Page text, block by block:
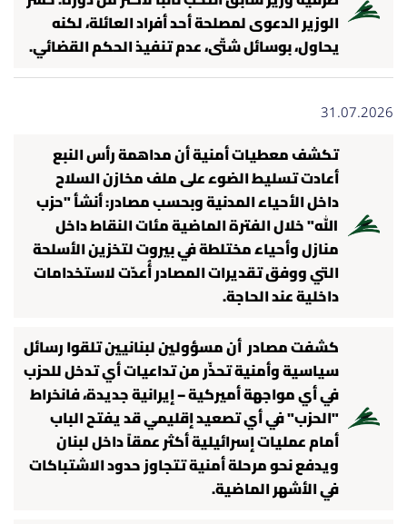
الوزير الدعوى لمصلحة أحد أفراد العائلة، لكنه
يحاول، بوسائل شتّى، عدم تنفيذ الحكم القضائي.
31.07.2026
تكشف معطيات أمنية أن مداهمة رأس النبع
أعادت تسليط الضوء على ملف مخازن السلاح
داخل الأحياء المدنية وبحسب مصادر: أنشأ "حزب
الله" خلال الفترة الماضية مئات النقاط داخل
منازل وأحياء مختلطة في بيروت لتخزين الأسلحة
التي ووفق تقديرات المصادر أُعدّت لاستخدامات
داخلية عند الحاجة.
كشفت مصادر أن مسؤولين لبنانيين تلقوا رسائل
سياسية وأمنية تحذّر من تداعيات أي تدخل للحزب
في أي مواجهة أميركية – إيرانية جديدة، فانخراط
"الحزب" في أي تصعيد إقليمي قد يفتح الباب
أمام عمليات إسرائيلية أكثر عمقاً داخل لبنان
ويدفع نحو مرحلة أمنية تتجاوز حدود الاشتباكات
في الأشهر الماضية.